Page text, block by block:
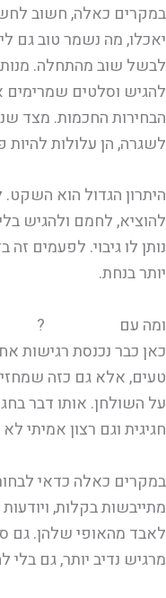
במקרים כאלה, חשוב
יאכלו, מה נשמר טוב גם
לבשל שוב מהתחלה. מנות
להגיש וסלטים
הבחירות החכמות. מצד
לשגרה, הן עלולות להיות
היתרון הגדול הוא
להוציא, לחמם ולהגיש
נותן לו גיבוי. לפעמים
יותר בנחת.
ומה עם
?
כאן כבר נכנסת רגישות
טעים, אלא גם כזה
על השולחן. אותו דבר
חגיגית וגם רצון אמיתי
במקרים כאלה כדאי
מתייבשות בקלות,
לאבד מהאופי שלהן. גם
מרגיש נדיב יותר, גם בלי